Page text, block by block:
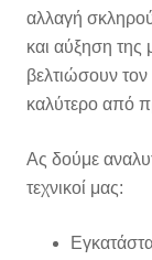
αλλαγή
και αύξηση της
βελτιώσουν
καλύτερο από
Ας δούμε
τεχνικοί μας: